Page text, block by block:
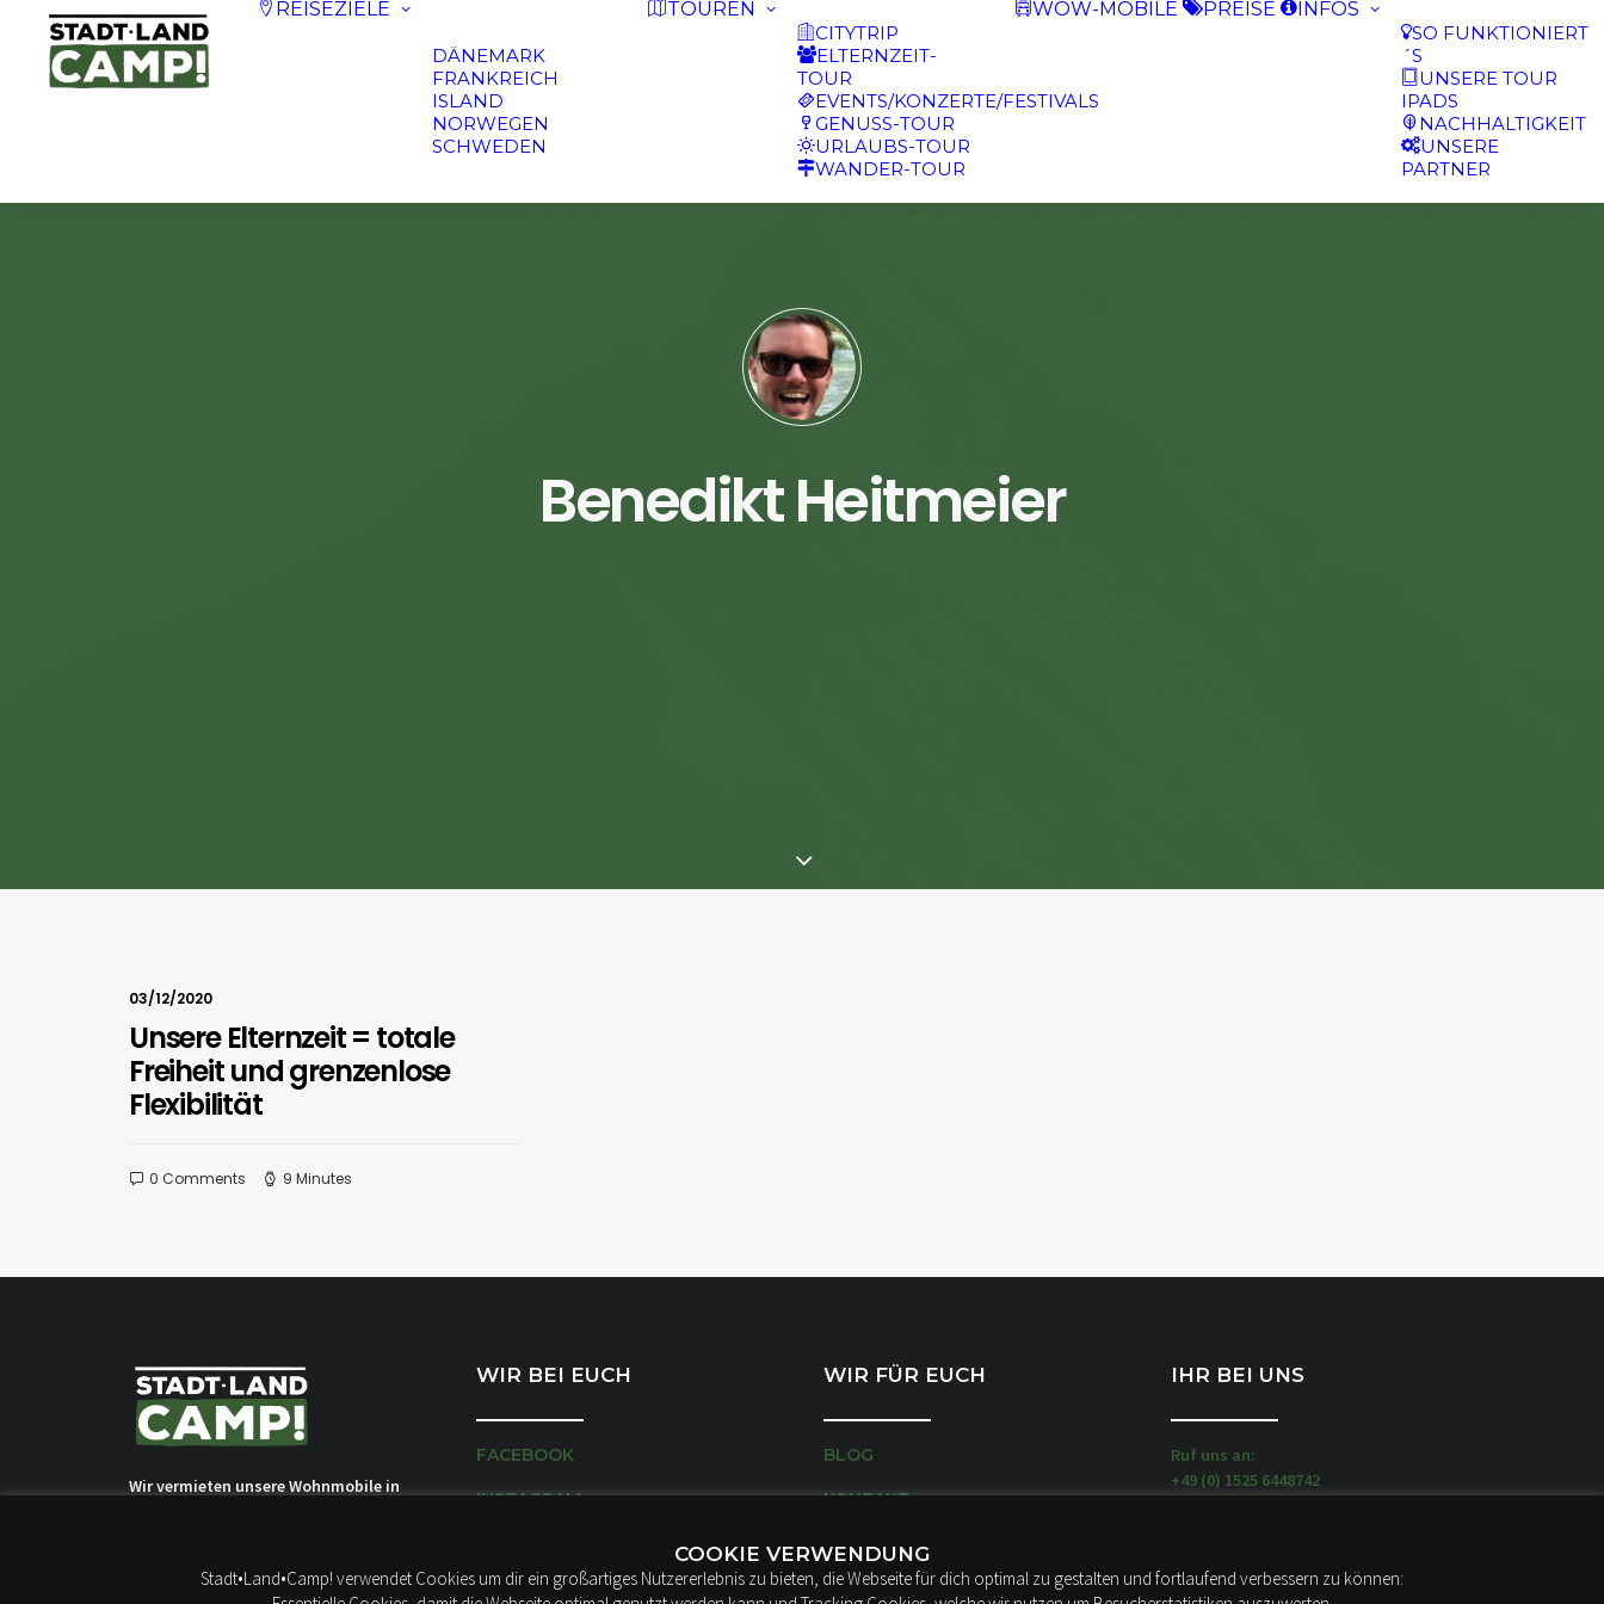
REISEZIELE
DÄNEMARK
FRANKREICH
ISLAND
NORWEGEN
SCHWEDEN
TOUREN
CITYTRIP
ELTERNZEIT-
TOUR
EVENTS/KONZERTE/FESTIVALS
GENUSS-TOUR
URLAUBS-TOUR
WANDER-TOUR
WOW-MOBILE PREISE
INFOS
SO FUNKTIONIERT
´S
UNSERE TOUR
IPADS
NACHHALTIGKEIT
UNSERE
PARTNER
Benedikt Heitmeier
03/12/2020
Unsere Elternzeit = totale
Freiheit und grenzenlose
Flexibilität
0 Comments 9 Minutes
Wir vermieten unsere Wohnmobile in
Daher nennen wir sie WOW-MOBILE. Um
WIR BEI EUCH
FACEBOOK
INSTAGRAM
WIR FÜR EUCH
BLOG
KONTAKT
FAQ
IHR BEI UNS
Ruf uns an:
+49 (0) 1525 6448742
Unsere WOW-MOBILE stehen hier:
COOKIE VERWENDUNG
Stadt•Land•Camp! verwendet Cookies um dir ein großartiges Nutzererlebnis zu bieten, die Webseite für dich optimal zu gestalten und fortlaufend verbessern zu können: